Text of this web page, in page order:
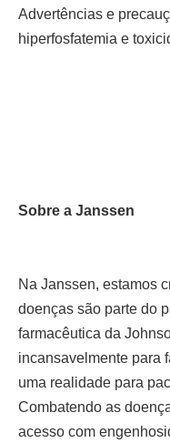
Advertências e
hiperfosfatemia e
Sobre a Janssen
Na Janssen, estamos
doenças são parte do
farmacêutica da
incansavelmente para
uma realidade para
Combatendo as
acesso com